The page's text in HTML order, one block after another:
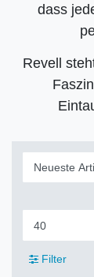
dass
Revell
Filter